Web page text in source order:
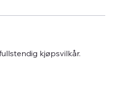
kjøpsvilkår.